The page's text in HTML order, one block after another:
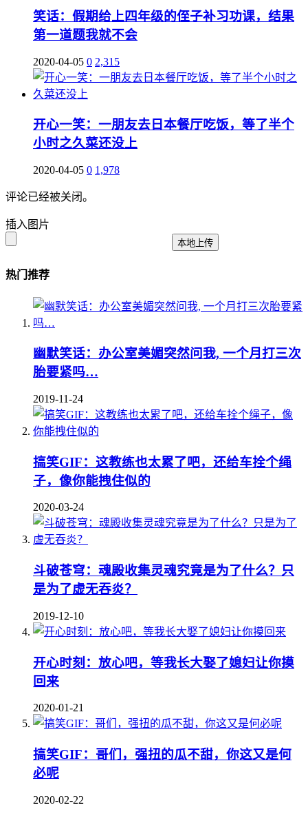
笑话：假期给上四年级的侄子补习功课，结果
第一道题我就不会
2020-04-05 0 2,315
开心一笑：一朋友去日本餐厅吃饭，等了半个
小时之久菜还没上
2020-04-05 0 1,978
评论已经被关闭。
插入图片
本地上传
热门推荐
幽默笑话：办公室美媚突然问我, 一个月打三次
胎要紧吗…
2019-11-24
搞笑GIF：这教练也太累了吧，还给车拴个绳
子，像你能拽住似的
2020-03-24
斗破苍穹：魂殿收集灵魂究竟是为了什么？只
是为了虚无吞炎？
2019-12-10
开心时刻：放心吧，等我长大娶了媳妇让你摸
回来
2020-01-21
搞笑GIF：哥们，强扭的瓜不甜，你这又是何
必呢
2020-02-22